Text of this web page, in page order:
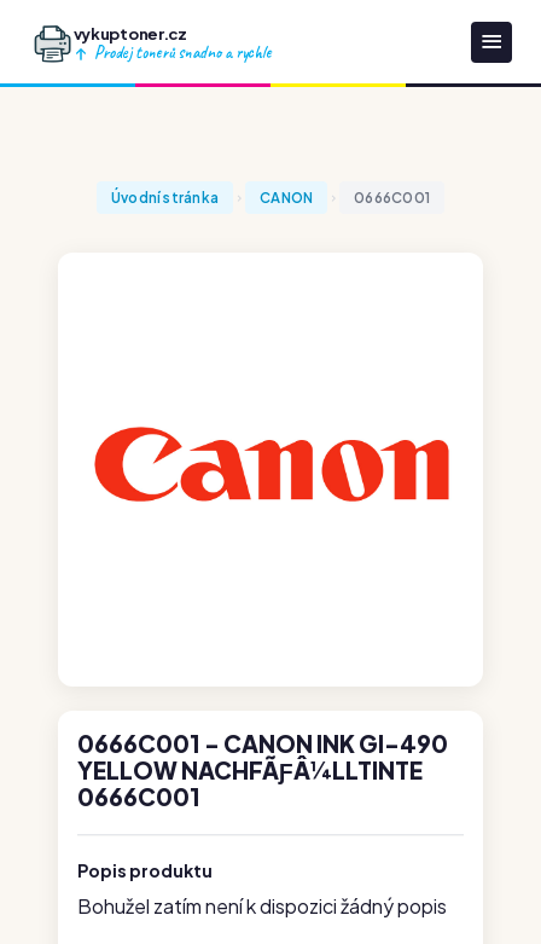
vykuptoner.cz
Prodej tonerů snadno a rychle
Úvodní stránka CANON 0666C001
0666C001 - CANON INK GI-490
YELLOW NACHFÃƑÂ¼LLTINTE
0666C001
Popis produktu
Bohužel zatím není k dispozici žádný popis